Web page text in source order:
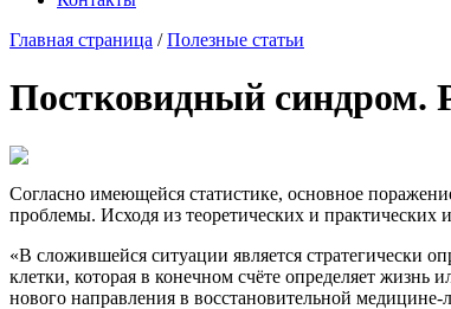
Главная страница /Полезные статьи
Постковидный синдром.
Согласно имеющейся статистике, основное
проблемы. Исходя из теоретических и практических
«В сложившейся ситуации является стратегически
клетки, которая в конечном счёте определяет
нового направления в восстановительной